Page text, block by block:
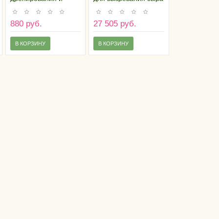
(60х40х6), пластик
880 руб.
В КОРЗИНУ
46х75х163 см, сталь)
27 505 руб.
В КОРЗИНУ